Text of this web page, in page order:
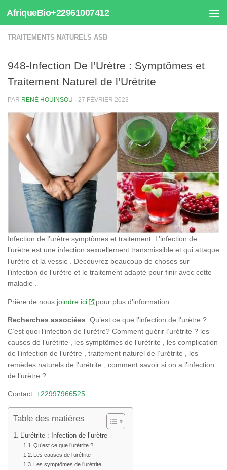
Au dessous du contenu
AfriqueBio+22961007412
TRAITEMENTS NATURELS ASB
948-Infection De l’Urètre : Symptômes et
Traitement Naturel de l’Urétrite
PAR RENÉ HOUINSOU · 27 FÉVRIER 2023
Infection de l’urètre symptômes et traitement. L’infection de
l’urètre est une infection sexuellement transmissible et qui attaque
l’urètre et la vessie . Découvrez beaucoup de choses sur
l’infection de l’urètre et le traitement adapté pour finir avec cette
maladie .
Prière de nous joindre ici pour plus d’information
Recherches associées :Qu’est ce que l’infection de l’urètre ?
C’est quoi l’infection de l’urètre? Comment guérir l’urétrite ? les
causes de l’urétrite , les symptômes de l’urétrite , les complication
de l’infection de l’urètre , traitement naturel de l’urétrite , les
remèdes naturels de l’urétrite , comment savoir si on a l’infection
de l’urètre ?
Contact: +22997966525
Table des matières
L’urétrite : Infection de l’urètre
Qu’est ce que l’urétrite ?
Les causes de l’urétrite
Les symptômes de l’urétrite